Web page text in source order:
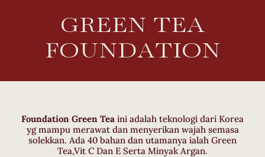
GREEN TEA
FOUNDATION
Foundation Green Tea ini adalah teknologi dari Korea
yg mampu merawat dan menyerikan wajah semasa
solekkan. Ada 40 bahan dan utamanya ialah Green
Tea,Vit C Dan E Serta Minyak Argan.